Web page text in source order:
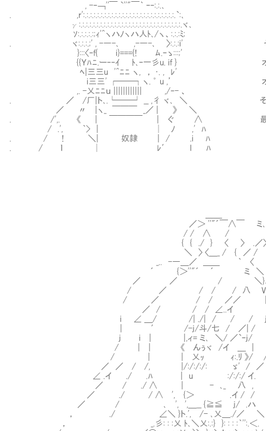
, -‐￢''￣ `''"￣｀ ｰ‐:.:.､
. ,r':.:.:.:.:.:.:.:.:.:.:.:.:.:.:.:.:.:.:.:.:.:.:.:.:.:.`:､
γ:.:.:.:.:.:.:.:.:.:.:.:.:.:.:.:.:.:.:.:.:.:.:.:.:.:.:.:.:.ヾ､
ｿ:.:.:.:.:;ｨ'^ヽハﾉヽハ人ﾄ､/ヽ、:.:.:ﾐ;
. ヾ:.:.:.;' , -―-､ ,-―-､ 〉:.:.:i' そうだ
}:::〈‐f{ i}==={! ﾑ.ｰゝ:::;'
{{Ｙﾊﾆ.ー‐‐ｲ ﾄ､ｰ一彡u. if } オレたちコッ
ﾍ|三三u '^ﾆﾆ ヽ, ， ･. , ﾚ'
i三三' ┌──┐ヽ. ゜ u ,’ オレ達が働けばコ
,. -乂ﾆﾆｕ |||||||||||| ,/‐- 、
. ／ /厂|ト､.└──┘ __ ,彳 ヾ､ ＼ そしてコッコロ
／ 〃 |ヽ_ ￣￣￣ _／ | 》 ＼
. /',. 《 | ￣￣￣￣ | ぐ ∧ 最高じゃ
/ .', ｀> | │ ﾉ ,' ﾊ
. / ! ＼| 奴隷 | / .i ﾊ
. / ｌ │ ﾚ′ l ﾊ
／＞ ''"´￣∧￣ ミ､
/ / ∧ /
{ { ./ } 〈 〉 .／〉
＼ 〉 〈＿_ / { ／
_.. -―＿／ ＿＿ ｀
´ {＞''"´ ´ ミ ＼
／ ／ / ＼}､＿
/ ／ / / / 八
/ ／ / / ／／ |＼:.〈
／ / / / ∠..イ |
i ∠ ＿/ /| ./| / / /
| ′ /-j/斗/七 / ／|
j i | |,ィ= ミ､ ＼/ ／`ｰ
/ | | 《 んぅヾ /イ ＿ |
/ | | 乂ｯ ｨ:.ﾘ 》/ /| /
／ ／ / /, |/:/:/:/: ゞ' / ／
∠ .イ ./ .ﾊ | u :/:/:/ イ. j/ 奴隷さ
／ / ./ ∧ | - ､_ 八 ,
／ ./ / ∧ ', {＞ .イ / / 肯定
／ / ､ ', ',＿__ {≧≦ j/ .ハ
， ./ ∠＼ }ト.', /- ､乂＿./／ ＼
， _.彡: : :乂 ﾄ､＼乂:.:} }: : : :｀'':.